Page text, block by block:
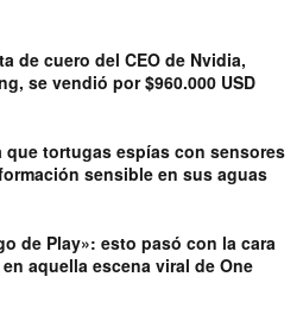
de cuero del CEO de Nvidia,
se vendió por $960.000 USD
que tortugas espías con sensores
sensible en sus aguas
de Play»: esto pasó con la cara
aquella escena viral de One